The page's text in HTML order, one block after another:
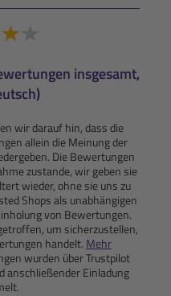
insgesamt,
wir darauf hin, dass die
allein die Meinung der
Die Bewertungen
zustande, wir geben sie
wieder, ohne sie uns zu
Shops als unabhängigen
von Bewertungen.
um sicherzustellen,
handelt. Mehr
wurden über Trustpilot
anschließender Einladung